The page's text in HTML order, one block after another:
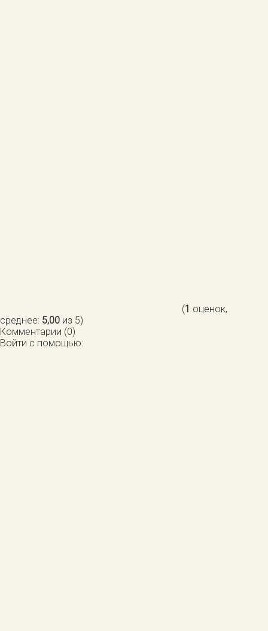
(1 оценок,
среднее: 5,00 из 5)
Комментарии (0)
Войти с помощью: